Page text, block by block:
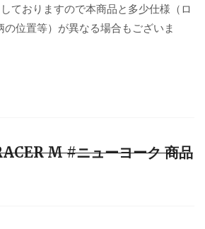
ておりますので本商品と多少仕様（ロ
の位置等）が異なる場合もございま
M #ニューヨーク 商品